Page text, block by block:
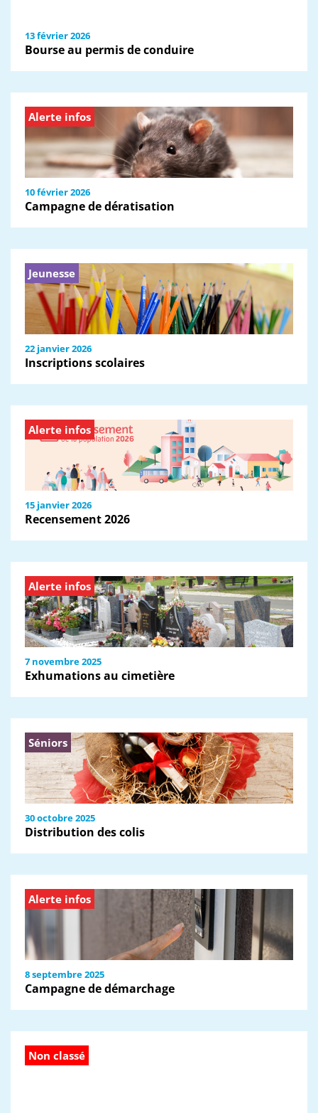
13 février 2026
Bourse au permis de conduire
Alerte infos
10 février 2026
Campagne de dératisation
Jeunesse
22 janvier 2026
Inscriptions scolaires
Alerte infos
15 janvier 2026
Recensement 2026
Alerte infos
7 novembre 2025
Exhumations au cimetière
Séniors
30 octobre 2025
Distribution des colis
Alerte infos
8 septembre 2025
Campagne de démarchage
Non classé